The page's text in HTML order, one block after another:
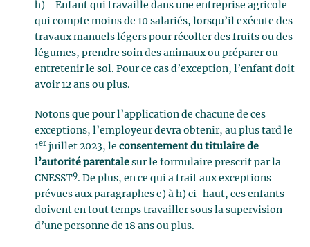
h) Enfant qui travaille dans une entreprise agricole
qui compte moins de 10 salariés, lorsqu’il exécute des
travaux manuels légers pour récolter des fruits ou des
légumes, prendre soin des animaux ou préparer ou
entretenir le sol. Pour ce cas d’exception, l’enfant doit
avoir 12 ans ou plus.
Notons que pour l’application de chacune de ces
exceptions, l’employeur devra obtenir, au plus tard le
1er juillet 2023, le consentement du titulaire de
l’autorité parentale sur le formulaire prescrit par la
CNESST9. De plus, en ce qui a trait aux exceptions
prévues aux paragraphes e) à h) ci-haut, ces enfants
doivent en tout temps travailler sous la supervision
d’une personne de 18 ans ou plus.